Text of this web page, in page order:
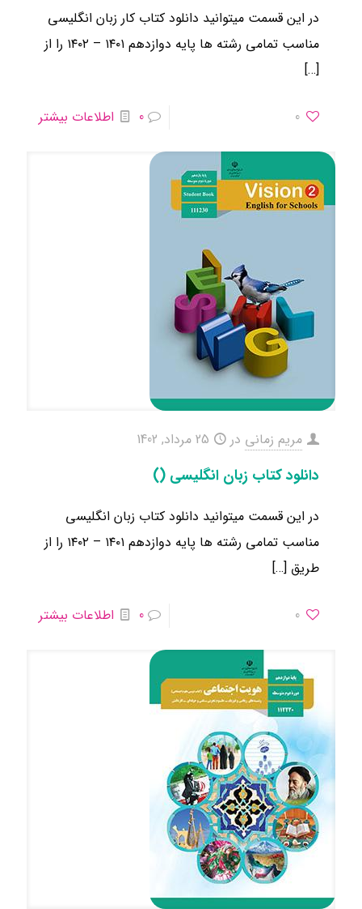
در این قسمت میتوانید دانلود کتاب کار زبان انگلیسی
مناسب تمامی رشته ها ​پایه دوازدهم ۱۴۰۱ – ۱۴۰۲ را از
[…]
0
0 اطلاعات بیشتر
مریم زمانی در 25 مرداد, 1402
دانلود کتاب زبان انگلیسی ()
در این قسمت میتوانید دانلود کتاب زبان انگلیسی
مناسب تمامی رشته ها ​پایه دوازدهم ۱۴۰۱ – ۱۴۰۲ را از
طریق […]
0
0 اطلاعات بیشتر